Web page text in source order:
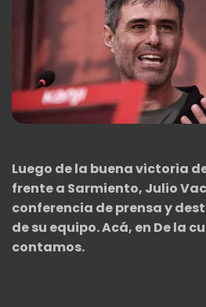
Luego de la buena victoria
frente a Sarmiento, Julio
conferencia de prensa y
de su equipo. Acá, en De la
contamos.